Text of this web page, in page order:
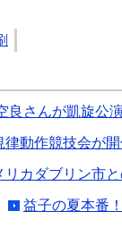
良さんが凱旋公
動作競技会が
リカダブリン市
益子の夏本番！